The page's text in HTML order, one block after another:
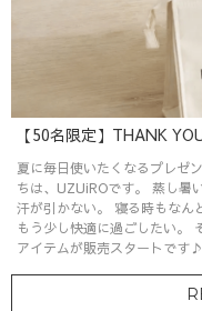
夏に毎日使いたくなるプレゼン
ちは、UZUiROです。 蒸し暑
汗が引かない。 寝る時もなん
もう少し快適に過ごしたい。 そんな季節に、夏を心地よく過ごすための 新作